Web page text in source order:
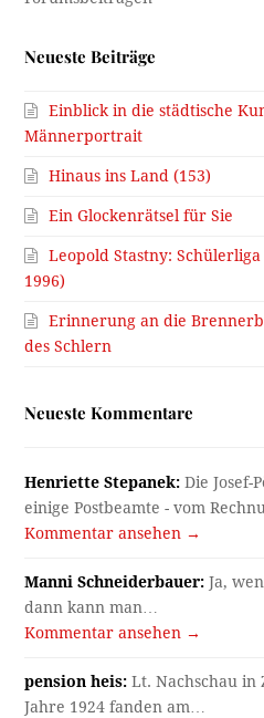
Neueste Beiträge
Einblick in die städtische
Männerportrait
Hinaus ins Land (153)
Ein Glockenrätsel für Sie
Leopold Stastny:
1996)
Erinnerung an die
des Schlern
Neueste Kommentare
Henriette Stepanek: Die Josef-
einige Postbeamte - vom
Kommentar ansehen →
Manni Schneiderbauer: Ja,
dann kann man…
Kommentar ansehen →
pension heis: Lt. Nachschau in
Jahre 1924 fanden am…